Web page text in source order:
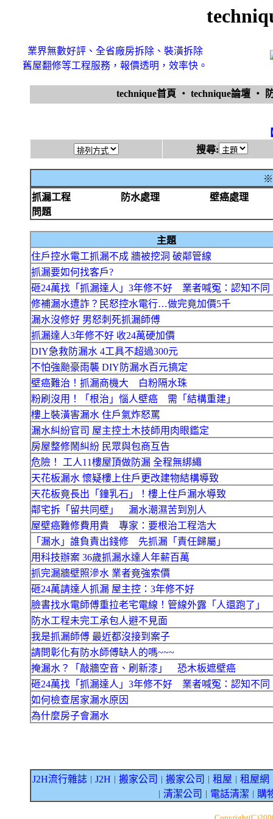
業界無數好評、全省廠房拆除、裝潢拆除
舊屋翻修等工程服務，報價透明，效率快。
technique首頁 ‧ technique論壇 ‧
搜尋:
※
抓漏工程
防水處理
壁癌處理
問題
主題
住戶控水電工抓漏不成 牆被挖洞 破鄰管線
抓漏要如何找客戶?
砸24萬找「抓漏達人」3年修不好 業者喊冤：認知不同
修補漏水遭詐？民怒控水電行…做完竟加價5千
漏水沒修好 男怒刺死抓漏師傅
抓漏達人3年修不好 收24萬硬加價
DIY急救防漏水 4工具不超過300元
不怕強颱豪雨襲 DIY防漏水百元搞定
壁癌難治！抓漏商機大 白粉隔水珠
粉刷沒用！「根治」惱人壁癌 需「結構重建」
樓上裝潢害漏水 住戶氣炸怒罵
漏水糾紛官司 屋主控土木技師用肉眼鑑定
房屋整修鬧糾紛 民眾與包商互告
危險！ 工人11樓屋頂做防漏 全程無綁繩
天花板漏水 懷疑樓上住戶更改建物結構導致
天花板竟長出「鐘乳石」！樓上住戶漏水導致
鄰宅拆「留共同壁」 漏水潮濕苦到別人
屋壁癌難修費用貴 專家：要根治工程浩大
「漏水」誰負責出錢修 先抓漏「責任歸屬」
用科技辦案 36歲抓漏水達人年薪百萬
抓完漏牆壁照滲水 業者竟強索價
砸24萬請達人抓漏 屋主控：3年修不好
臉書找水電師傅重拉老宅電線！管線外露「人還跑了」
防水工程未完工承包人避不見面
我是抓漏師傅 最近都沒接到案子
請問彰化有防水師傅缺人的嗎~~~
掩漏水？「敲牆空音、刷新漆」 恐木板遮壁癌
砸24萬找「抓漏達人」3年修不好 業者喊冤：認知不同
如何檢查居家漏水原因
為什麼房子會漏水
J2H流行雜誌 J2H 搬家公司 搬家公司 租屋 租屋網
清潔公司 電話清潔 購